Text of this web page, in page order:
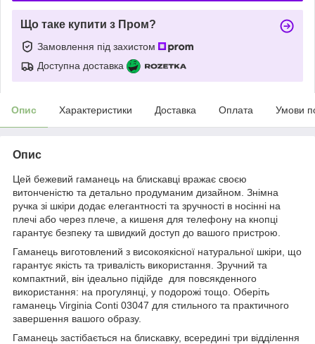
Що таке купити з Пром?
Замовлення під захистом
Доступна доставка
Опис Характеристики Доставка Оплата Умови
Опис
Цей бежевий гаманець на блискавці вражає своєю
витонченістю та детально продуманим дизайном. Знімна
ручка зі шкіри додає елегантності та зручності в носінні на
плечі або через плече, а кишеня для телефону на кнопці
гарантує безпеку та швидкий доступ до вашого пристрою.
Гаманець виготовлений з високоякісної натуральної шкіри, що
гарантує якість та тривалість використання. Зручний та
компактний, він ідеально підійде для повсякденного
використання: на прогулянці, у подорожі тощо. Оберіть
гаманець Virginia Conti 03047 для стильного та практичного
завершення вашого образу.
Гаманець застібається на блискавку, всередині три відділення